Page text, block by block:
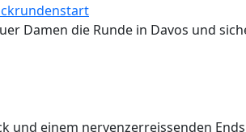
Damen die Runde in Davos und
und einem nervenzerreissenden